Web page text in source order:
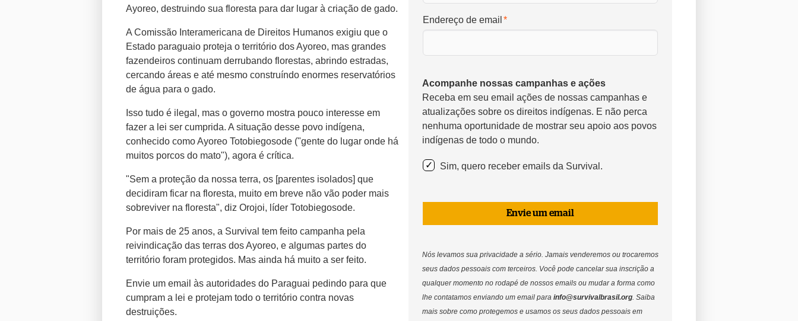
Ayoreo, destruindo sua floresta para dar lugar à criação de gado.
A Comissão Interamericana de Direitos Humanos exigiu que o
Estado paraguaio proteja o território dos Ayoreo, mas grandes
fazendeiros continuam derrubando florestas, abrindo estradas,
cercando áreas e até mesmo construíndo enormes reservatórios
de água para o gado.
Isso tudo é ilegal, mas o governo mostra pouco interesse em
fazer a lei ser cumprida. A situação desse povo indígena,
conhecido como Ayoreo Totobiegosode ("gente do lugar onde há
muitos porcos do mato"), agora é crítica.
"Sem a proteção da nossa terra, os [parentes isolados] que
decidiram ficar na floresta, muito em breve não vão poder mais
sobreviver na floresta", diz Orojoi, líder Totobiegosode.
Por mais de 25 anos, a Survival tem feito campanha pela
reivindicação das terras dos Ayoreo, e algumas partes do
território foram protegidos. Mas ainda há muito a ser feito.
Envie um email às autoridades do Paraguai pedindo para que
cumpram a lei e protejam todo o território contra novas
destruições.
Endereço de email
Acompanhe nossas campanhas e ações
Receba em seu email ações de nossas campanhas e
atualizações sobre os direitos indígenas. E não perca
nenhuma oportunidade de mostrar seu apoio aos povos
indígenas de todo o mundo.
Sim, quero receber emails da Survival.
Envie um email
Nós levamos sua privacidade a sério. Jamais venderemos ou trocaremos
seus dados pessoais com terceiros. Você pode cancelar sua inscrição a
qualquer momento no rodapé de nossos emails ou mudar a forma como
lhe contatamos enviando um email parainfo@survivalbrasil.org. Saiba
mais sobre como protegemos e usamos os seus dados pessoais em